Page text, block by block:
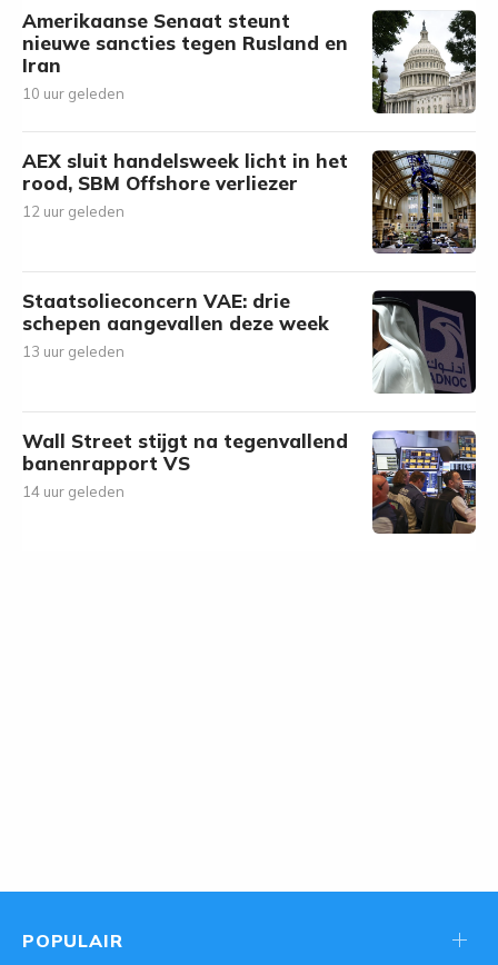
Amerikaanse Senaat steunt
nieuwe sancties tegen Rusland en
Iran
10 uur geleden
AEX sluit handelsweek licht in het
rood, SBM Offshore verliezer
12 uur geleden
Staatsolieconcern VAE: drie
schepen aangevallen deze week
13 uur geleden
Wall Street stijgt na tegenvallend
banenrapport VS
14 uur geleden
POPULAIR